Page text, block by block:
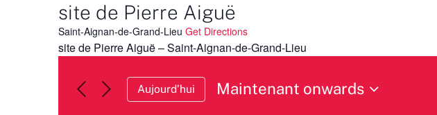
site de Pierre Aiguë
Saint-Aignan-de-Grand-Lieu Get Directions
site de Pierre Aiguë – Saint-Aignan-de-Grand-Lieu
Aujourd’hui
Maintenant onwards